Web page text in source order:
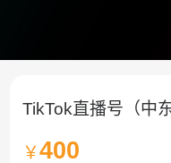
TikTok直播号（中东
￥400